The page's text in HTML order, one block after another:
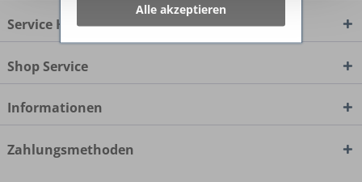
Service Hotline
Shop Service
Informationen
Zahlungsmethoden
Alle akzeptieren